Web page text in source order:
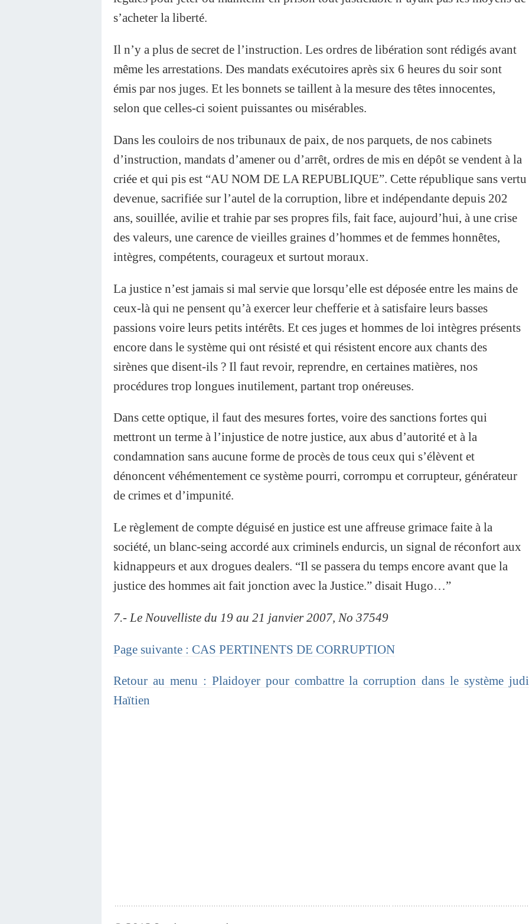
s’acheter la liberté.
Il n’y a plus de secret de l’instruction. Les ordres de libération sont rédigés avant
même les arrestations. Des mandats exécutoires après six 6 heures du soir sont
émis par nos juges. Et les bonnets se taillent à la mesure des têtes innocentes,
selon que celles-ci soient puissantes ou misérables.
Dans les couloirs de nos tribunaux de paix, de nos parquets, de nos cabinets
d’instruction, mandats d’amener ou d’arrêt, ordres de mis en dépôt se vendent à la
criée et qui pis est “AU NOM DE LA REPUBLIQUE”. Cette république sans vertu
devenue, sacrifiée sur l’autel de la corruption, libre et indépendante depuis 202
ans, souillée, avilie et trahie par ses propres fils, fait face, aujourd’hui, à une crise
des valeurs, une carence de vieilles graines d’hommes et de femmes honnêtes,
intègres, compétents, courageux et surtout moraux.
La justice n’est jamais si mal servie que lorsqu’elle est déposée entre les mains de
ceux-là qui ne pensent qu’à exercer leur chefferie et à satisfaire leurs basses
passions voire leurs petits intérêts. Et ces juges et hommes de loi intègres présents
encore dans le système qui ont résisté et qui résistent encore aux chants des
sirènes que disent-ils ? Il faut revoir, reprendre, en certaines matières, nos
procédures trop longues inutilement, partant trop onéreuses.
Dans cette optique, il faut des mesures fortes, voire des sanctions fortes qui
mettront un terme à l’injustice de notre justice, aux abus d’autorité et à la
condamnation sans aucune forme de procès de tous ceux qui s’élèvent et
dénoncent véhémentement ce système pourri, corrompu et corrupteur, générateur
de crimes et d’impunité.
Le règlement de compte déguisé en justice est une affreuse grimace faite à la
société, un blanc-seing accordé aux criminels endurcis, un signal de réconfort aux
kidnappeurs et aux drogues dealers. “Il se passera du temps encore avant que la
justice des hommes ait fait jonction avec la Justice.” disait Hugo…”
7.- Le Nouvelliste du 19 au 21 janvier 2007, No 37549
Page suivante : CAS PERTINENTS DE CORRUPTION
Retour au menu : Plaidoyer pour combattre la corruption dans le système
Haïtien